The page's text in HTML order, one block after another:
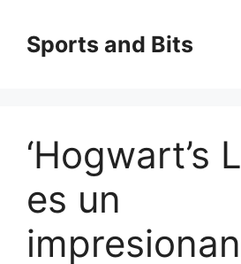
contenido
Sports and Bits
‘Hogwart’s
es un